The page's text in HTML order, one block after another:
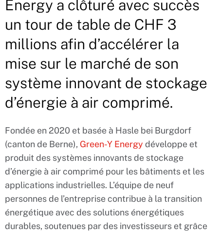
Energy a clôturé avec succès
un tour de table de CHF 3
millions afin d’accélérer la
mise sur le marché de son
système innovant de stockage
d’énergie à air comprimé.
Fondée en 2020 et basée à Hasle bei Burgdorf
(canton de Berne), Green-Y Energy développe et
produit des systèmes innovants de stockage
d’énergie à air comprimé pour les bâtiments et les
applications industrielles. L’équipe de neuf
personnes de l’entreprise contribue à la transition
énergétique avec des solutions énergétiques
durables, soutenues par des investisseurs et grâce